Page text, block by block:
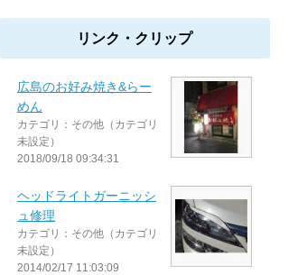
リンク・クリップ
広島のお好み焼き&らー
めん
カテゴリ：その他（カテゴリ
未設定）
2018/09/18 09:34:31
ヘッドライトガーニッシ
ュ修理
カテゴリ：その他（カテゴリ
未設定）
2014/02/17 11:03:09